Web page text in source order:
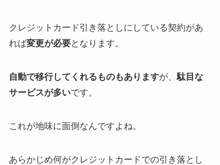
クレジットカード引き落としにしている契約があ
れば変更が必要となります。
自動で移行してくれるものもありますが、駄目な
サービスが多いです。
これが地味に面倒なんですよね。
あらかじめ何がクレジットカードでの引き落とし